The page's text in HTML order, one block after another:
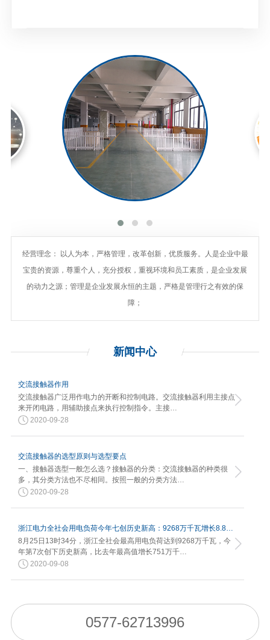
经营理念： 以人为本，严格管理，改革创新，优质服务。人是企业中最
宝贵的资源，尊重个人，充分授权，重视环境和员工素质，是企业发展
的动力之源；管理是企业发展永恒的主题，严格是管理行之有效的保
障；
新闻 中心
交流接触器作用
交流接触器广泛用作电力的开断和控制电路。交流接触器利用主接点
来开闭电路，用辅助接点来执行控制指令。主接…
2020-09-28
交流接触器的选型原则与选型要点
一、接触器选型一般怎么选？接触器的分类：交流接触器的种类很
多，其分类方法也不尽相同。按照一般的分类方法…
2020-09-28
浙江电力全社会用电负荷今年七创历史新高：9268万千瓦增长8.82%
8月25日13时34分，浙江全社会最高用电负荷达到9268万千瓦，今
年第7次创下历史新高，比去年最高值增长751万千…
2020-09-08
0577-62713996